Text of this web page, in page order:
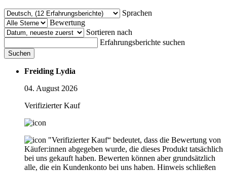
Sprachen
Bewertung
Sortieren nach
Erfahrungsberichte suchen
Suchen
Freiding Lydia
04. August 2026
Verifizierter Kauf
"Verifizierter Kauf“ bedeutet, dass die Bewertung von
Käufer:innen abgegeben wurde, die dieses Produkt tatsächlich
bei uns gekauft haben. Bewerten können aber grundsätzlich
alle, die ein Kundenkonto bei uns haben. Hinweis schließen